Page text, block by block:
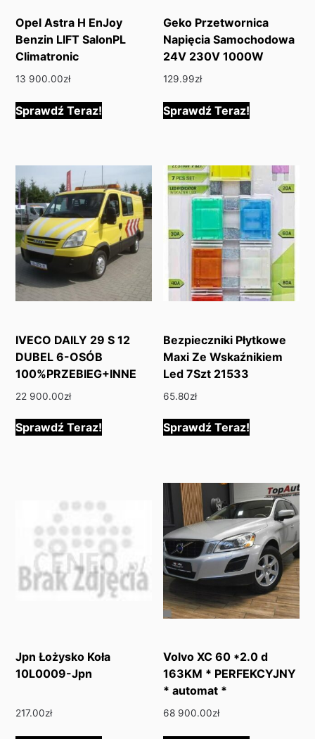
Opel Astra H EnJoy
Benzin LIFT SalonPL
Climatronic
13 900.00zł
Sprawdź Teraz!
Geko Przetwornica
Napięcia Samochodowa
24V 230V 1000W
129.99zł
Sprawdź Teraz!
IVECO DAILY 29 S 12
DUBEL 6-OSÓB
100%PRZEBIEG+INNE
22 900.00zł
Sprawdź Teraz!
Bezpieczniki Płytkowe
Maxi Ze Wskaźnikiem
Led 7Szt 21533
65.80zł
Sprawdź Teraz!
Jpn Łożysko Koła
10L0009-Jpn
217.00zł
Volvo XC 60 *2.0 d
163KM * PERFEKCYJNY
* automat *
68 900.00zł